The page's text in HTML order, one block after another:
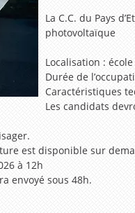
La C.C. du Pays
photovoltaïque
Localisation : école
Durée de
Caractéristiques
Les candidats
est disponible sur
à 12h
envoyé sous 48h.